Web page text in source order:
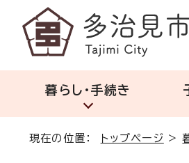
暮らし・手続き
現在の位置： トップページ >